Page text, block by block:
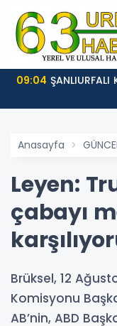
09:04
Anasayfa
Leyen:
çabayı
Brüksel, 12
Komisyonu
AB’nin, ABD